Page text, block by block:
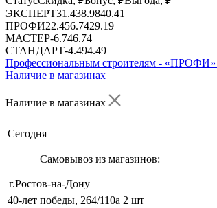
ЭКСПЕРТ31.438.9840.41
ПРОФИ22.456.7429.19
МАСТЕР-6.746.74
СТАНДАРТ-4.494.49
Профессиональным строителям - «ПРОФИ»
Наличие в магазинах
Наличие в магазинах
Сегодня
Самовывоз из магазинов:
г.Ростов-на-Дону
40-лет победы, 264/110а 2 шт